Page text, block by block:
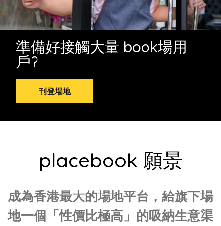
準備好接觸⼤量 book場⽤
⼾?
刊登場地
placebook 願景
成為香港最大的場地平台，給旗下場
地一個「性價比極高」的吸納生意渠